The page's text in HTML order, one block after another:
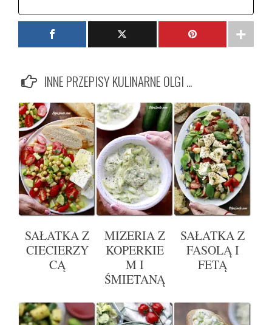
INNE PRZEPISY KULINARNE OLGI ...
SAŁATKA Z
CIECIERZY
CĄ
MIZERIA Z
KOPERKIE
M I
ŚMIETANĄ
SAŁATKA Z
FASOLĄ I
FETĄ